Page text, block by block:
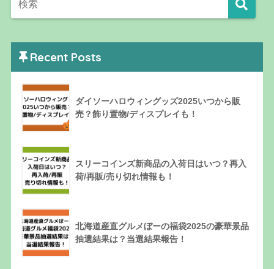
Recent Posts
ダイソーハロウィングッズ2025いつから販
売？飾り置物/ディスプレイも！
スリーコインズ新商品の入荷日はいつ？再入
荷/再販/売り切れ情報も！
北海道産直グルメぼーの福袋2025の豪華景品
抽選結果は？当選結果報告！